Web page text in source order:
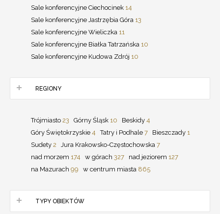
Sale konferencyjne Ciechocinek 14
Sale konferencyjne Jastrzębia Góra 13
Sale konferencyjne Wieliczka 11
Sale konferencyjne Białka Tatrzańska 10
Sale konferencyjne Kudowa Zdrój 10
REGIONY
Trójmiasto 23 Górny Śląsk 10 Beskidy 4
Góry Świętokrzyskie 4 Tatry i Podhale 7 Bieszczady 1
Sudety 2 Jura Krakowsko-Częstochowska 7
nad morzem 174 w górach 327 nad jeziorem 127
na Mazurach 99 w centrum miasta 865
TYPY OBIEKTÓW